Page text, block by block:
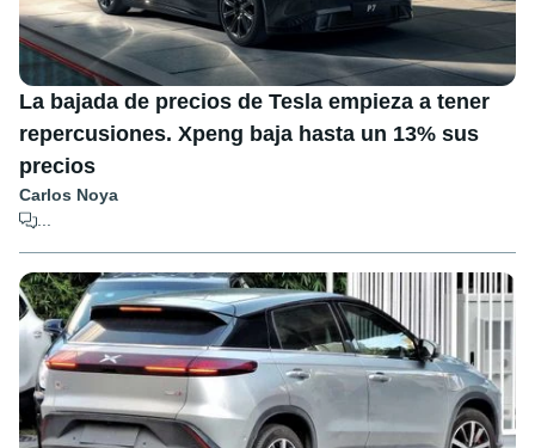
La bajada de precios de Tesla empieza a tener
repercusiones. Xpeng baja hasta un 13% sus
precios
Carlos Noya